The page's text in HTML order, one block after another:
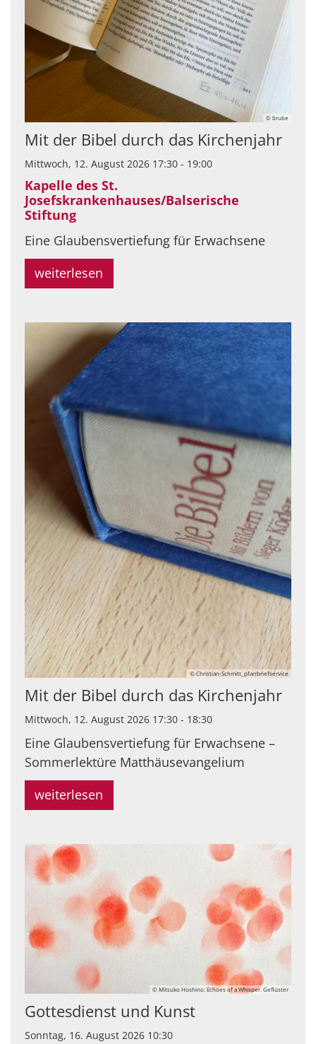
© brube
Mit der Bibel durch das Kirchenjahr
Mittwoch, 12. August 2026 17:30 - 19:00
Kapelle des St.
Josefskrankenhauses/Balserische
Stiftung
Eine Glaubensvertiefung für Erwachsene
weiterlesen
© Christian-Schmitt_pfarrbriefservice
Mit der Bibel durch das Kirchenjahr
Mittwoch, 12. August 2026 17:30 - 18:30
Eine Glaubensvertiefung für Erwachsene –
Sommerlektüre Matthäusevangelium
weiterlesen
© Mitsuko Hoshino: Echoes of a Whisper. Geflüster
Gottesdienst und Kunst
Sonntag, 16. August 2026 10:30